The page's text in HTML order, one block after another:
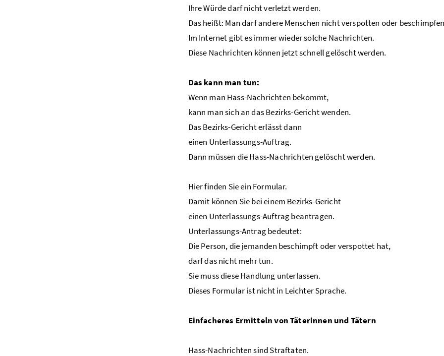
Ihre Würde darf nicht verletzt werden.
Das heißt: Man darf andere Menschen nicht verspotten oder
Im Internet gibt es immer wieder solche Nachrichten.
Diese Nachrichten können jetzt schnell gelöscht werden.
Das kann man tun:
Wenn man Hass-Nachrichten bekommt,
kann man sich an das Bezirks-Gericht wenden.
Das Bezirks-Gericht erlässt dann
einen Unterlassungs-Auftrag.
Dann müssen die Hass-Nachrichten gelöscht werden.
Hier finden Sie ein Formular.
Damit können Sie bei einem Bezirks-Gericht
einen Unterlassungs-Auftrag beantragen.
Unterlassungs-Antrag bedeutet:
Die Person, die jemanden beschimpft oder verspottet hat,
darf das nicht mehr tun.
Sie muss diese Handlung unterlassen.
Dieses Formular ist nicht in Leichter Sprache.
Einfacheres Ermitteln von Täterinnen und Tätern
Hass-Nachrichten sind Straftaten.